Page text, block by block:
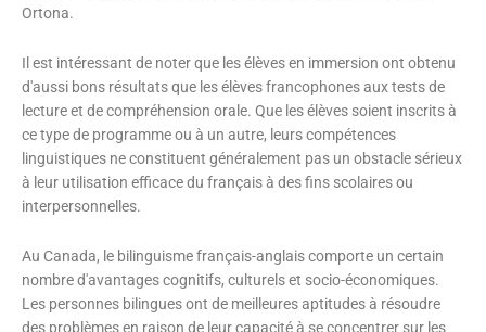
Ortona.
Il est intéressant de noter que les élèves en immersion ont obtenu
d'aussi bons résultats que les élèves francophones aux tests de
lecture et de compréhension orale. Que les élèves soient inscrits à
ce type de programme ou à un autre, leurs compétences
linguistiques ne constituent généralement pas un obstacle sérieux
à leur utilisation efficace du français à des fins scolaires ou
interpersonnelles.
Au Canada, le bilinguisme français-anglais comporte un certain
nombre d'avantages cognitifs, culturels et socio-économiques.
Les personnes bilingues ont de meilleures aptitudes à résoudre
des problèmes en raison de leur capacité à se concentrer sur les